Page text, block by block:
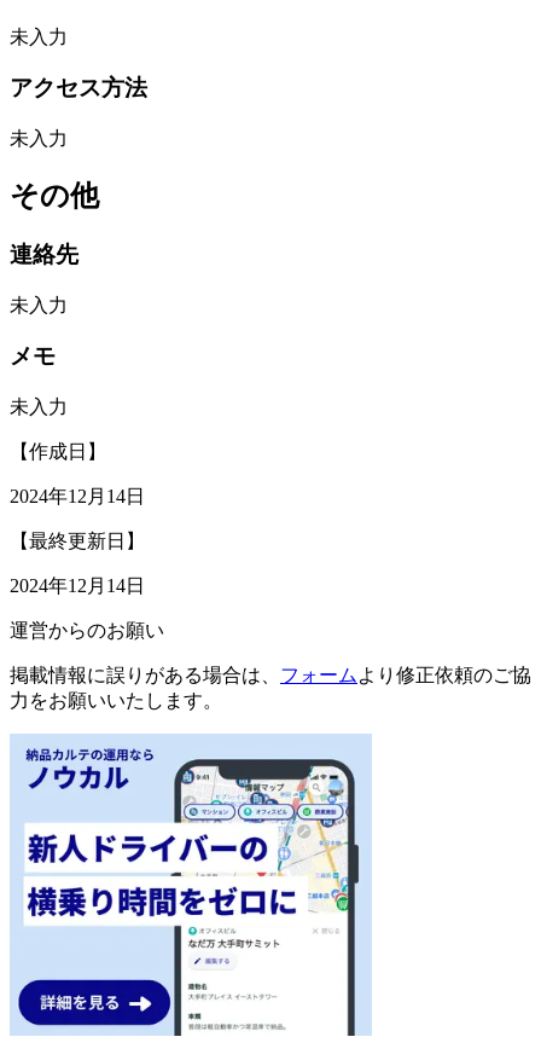
未入力
アクセス方法
未入力
その他
連絡先
未入力
メモ
未入力
【作成日】
2024年12月14日
【最終更新日】
2024年12月14日
運営からのお願い
掲載情報に誤りがある場合は、 フォーム より修正依頼のご協
力をお願いいたします。